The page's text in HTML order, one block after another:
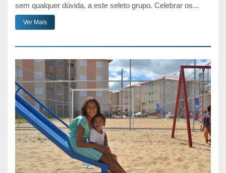
sem qualquer dúvida, a este seleto grupo. Celebrar os...
Ver Mais